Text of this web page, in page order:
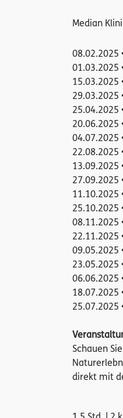
Median
08.02.2025
01.03.2025
15.03.2025
29.03.2025
25.04.2025
20.06.2025
04.07.2025
22.08.2025
13.09.2025
27.09.2025
11.10.2025
25.10.2025
08.11.2025
22.11.2025
09.05.2025
23.05.2025
06.06.2025
18.07.2025
25.07.2025
Schauen
direkt mit